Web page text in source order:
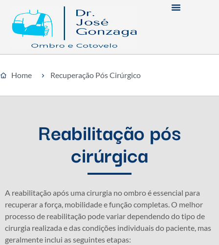
Home Recuperação Pós Cirúrgico
Reabilitação pós
cirúrgica
A reabilitação após uma cirurgia no ombro é essencial para
recuperar a força, mobilidade e função completas. O melhor
processo de reabilitação pode variar dependendo do tipo de
cirurgia realizada e das condições individuais do paciente, mas
geralmente inclui as seguintes etapas: